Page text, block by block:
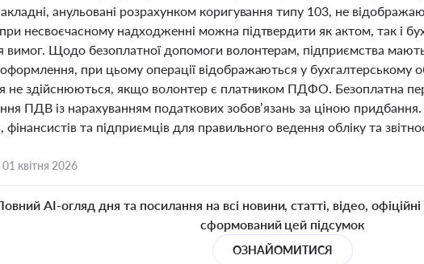
анульовані розрахунком коригування типу 103, не
несвоєчасному надходженні можна підтвердити як актом, так і
вимог. Щодо безоплатної допомоги волонтерам, підприємства мають
при цьому операції відображаються у бухгалтерському
не здійснюються, якщо волонтер є платником ПДФО. Безоплатна
ПДВ із нарахуванням податкових зобов’язань за ціною придбання.
фінансистів та підприємців для правильного ведення обліку та
01 квітня 2026
AI-огляд дня та посилання на всі новини, статті, відео,
сформований цей підсумок
ОЗНАЙОМИТИСЯ